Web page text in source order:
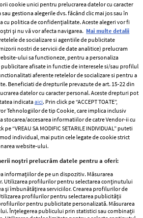
Termeni si conditii
Politica de
confidențialitate
Politica de cookies
Publicitate
femei
Viva
Avantaje
Retete practice
cookie unici pentru prelucrarea datelor cu caracter
gestiona alegerile dvs. făcând clic mai jos sau în
cu politica de confidențialitate. Aceste alegeri vor fi
și nu vă vor afecta navigarea. Mai multe detalii
de socializare si agentiile de publicitate
nostri de servicii de date analitice) prelucram
ului sa functioneze, pentru a personaliza
afisate in functie de interesele si/sau profilul
aferente retelelor de socializare si pentru a
Beneficiati de drepturile prevazute de art. 15-22 din
datelor cu caracter personal. Aceste drepturi pot
indicataaici. Prin click pe “ACCEPT TOATE”,
Tehnologiilor de tip Cookie, care implica inclusiv
stocarea/accesarea informatiilor de catre Vendor-ii cu
“VREAU SA MODIFIC SETARILE INDIVIDUAL” puteti
individual, mai putin cele legate de cookie strict
website-ului.
noștri prelucrăm datele pentru a oferi:
informațiilor de pe un dispozitiv. Măsurarea
Utilizarea profilurilor pentru selectarea conținutului
și îmbunătățirea serviciilor. Crearea profilurilor de
profilurilor pentru selectarea publicității
pentru publicitate personalizată. Măsurarea
Înțelegerea publicului prin statistici sau combinații